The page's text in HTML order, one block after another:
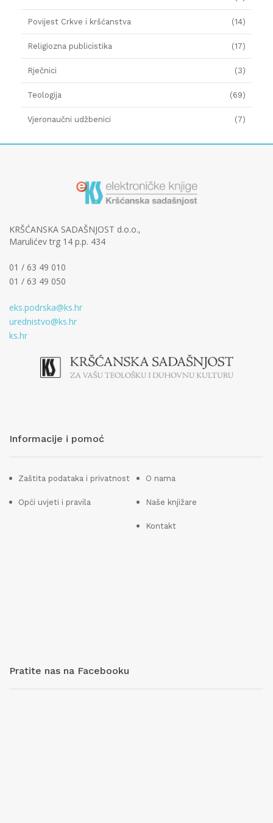
Povijest Crkve i kršćanstva (14)
Religiozna publicistika (17)
Rječnici (3)
Teologija (69)
Vjeronaučni udžbenici (7)
KRŠĆANSKA SADAŠNJOST d.o.o.,
Marulićev trg 14 p.p. 434
01 / 63 49 010
01 / 63 49 050
eks.podrska@ks.hr
urednistvo@ks.hr
ks.hr
Informacije i pomoć
Zaštita podataka i privatnost
Opći uvjeti i pravila
O nama
Naše knjižare
Kontakt
Pratite nas na Facebooku